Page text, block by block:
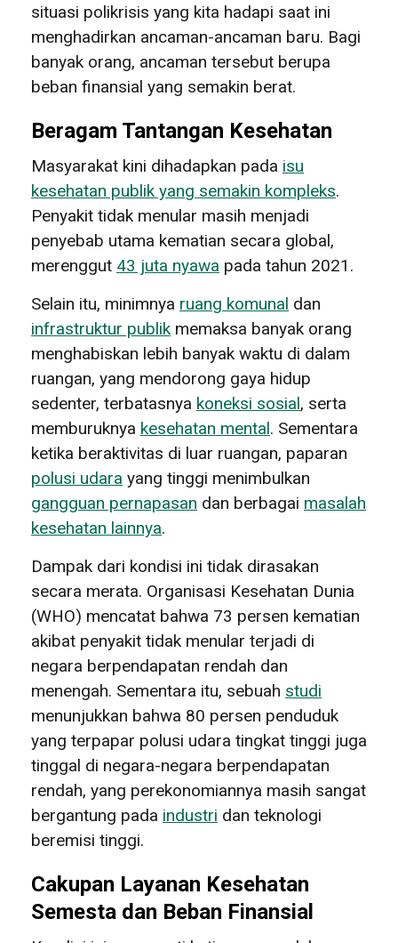
situasi polikrisis yang kita hadapi saat ini
menghadirkan ancaman-ancaman baru. Bagi
banyak orang, ancaman tersebut berupa
beban finansial yang semakin berat.
Beragam Tantangan Kesehatan
Masyarakat kini dihadapkan pada isu
kesehatan publik yang semakin kompleks.
Penyakit tidak menular masih menjadi
penyebab utama kematian secara global,
merenggut 43 juta nyawa pada tahun 2021.
Selain itu, minimnya ruang komunal dan
infrastruktur publik memaksa banyak orang
menghabiskan lebih banyak waktu di dalam
ruangan, yang mendorong gaya hidup
sedenter, terbatasnya koneksi sosial, serta
memburuknya kesehatan mental. Sementara
ketika beraktivitas di luar ruangan, paparan
polusi udara yang tinggi menimbulkan
gangguan pernapasan dan berbagai masalah
kesehatan lainnya.
Dampak dari kondisi ini tidak dirasakan
secara merata. Organisasi Kesehatan Dunia
(WHO) mencatat bahwa 73 persen kematian
akibat penyakit tidak menular terjadi di
negara berpendapatan rendah dan
menengah. Sementara itu, sebuah studi
menunjukkan bahwa 80 persen penduduk
yang terpapar polusi udara tingkat tinggi juga
tinggal di negara-negara berpendapatan
rendah, yang perekonomiannya masih sangat
bergantung pada industri dan teknologi
beremisi tinggi.
Cakupan Layanan Kesehatan
Semesta dan Beban Finansial